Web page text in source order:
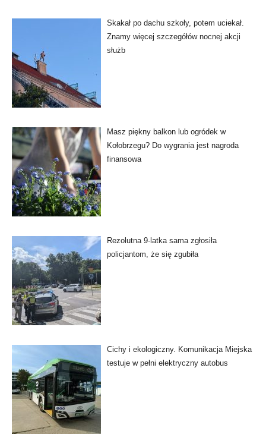
Skakał po dachu szkoły, potem uciekał.
Znamy więcej szczegółów nocnej akcji
służb
Masz piękny balkon lub ogródek w
Kołobrzegu? Do wygrania jest nagroda
finansowa
Rezolutna 9-latka sama zgłosiła
policjantom, że się zgubiła
Cichy i ekologiczny. Komunikacja Miejska
testuje w pełni elektryczny autobus